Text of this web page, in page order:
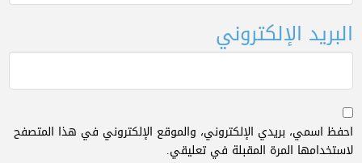
البريد الإلكتروني
احفظ اسمي، بريدي الإلكتروني، والموقع الإلكتروني في هذا المتصفح
لاستخدامها المرة المقبلة في تعليقي.